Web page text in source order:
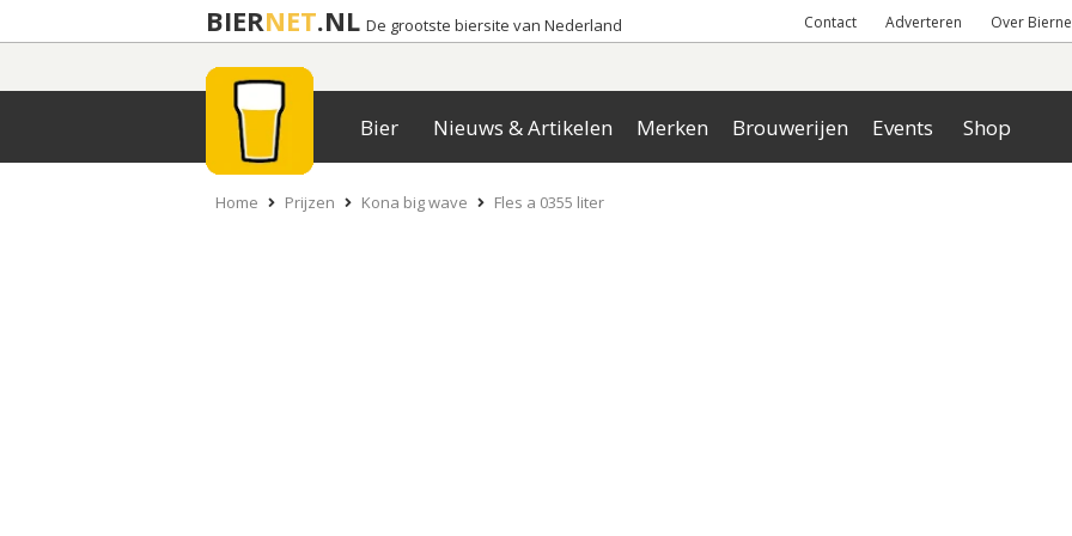
BIERNET.NL De grootste biersite van Nederland Contact Adverteren Over
Bier Nieuws & Artikelen Merken Brouwerijen Events Shop
Home Prijzen Kona big wave Fles a 0355 liter